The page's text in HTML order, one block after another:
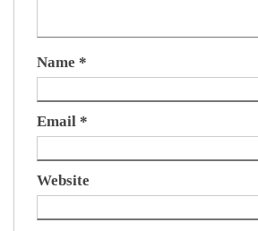
Name *
Email *
Website